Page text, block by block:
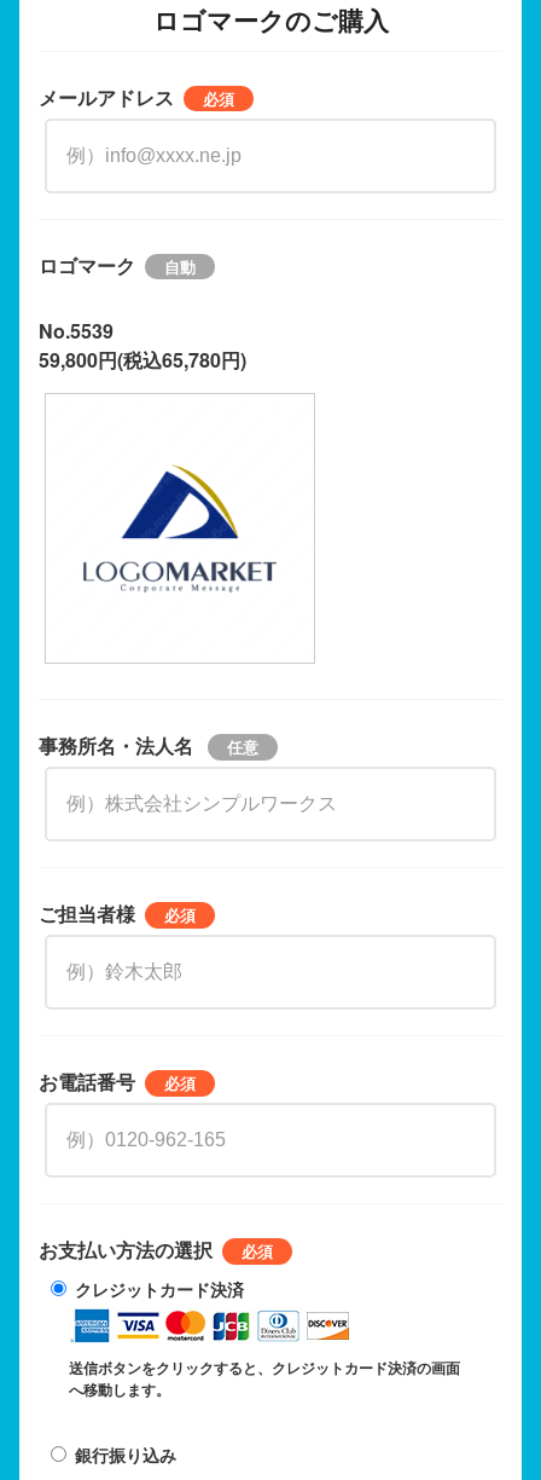
ロゴマークのご購入
メールアドレス
ロゴマーク
No.5539
59,800円(税込65,780円)
事務所名・法人名
ご担当者様
お電話番号
お支払い方法の選択
クレジットカード決済
送信ボタンをクリックすると、クレジットカード決済の画面
へ移動します。
銀行振り込み